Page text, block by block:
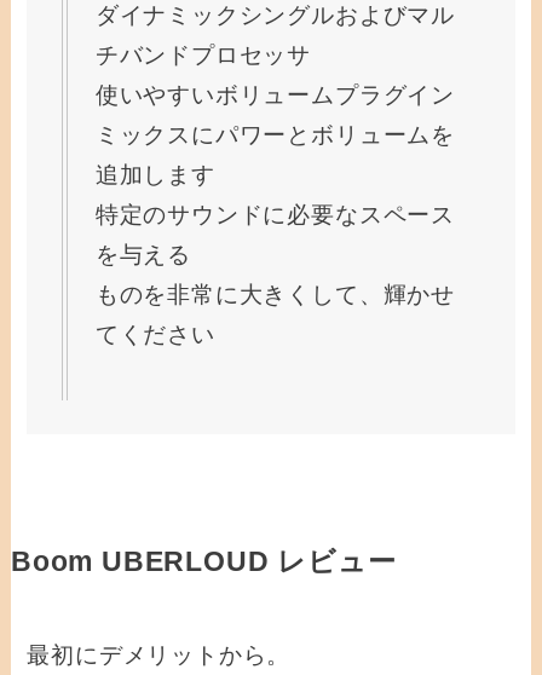
ダイナミックシングルおよびマル
チバンドプロセッサ
使いやすいボリュームプラグイン
ミックスにパワーとボリュームを
追加します
特定のサウンドに必要なスペース
を与える
ものを非常に大きくして、輝かせ
てください
Boom UBERLOUD レビュー
最初にデメリットから。